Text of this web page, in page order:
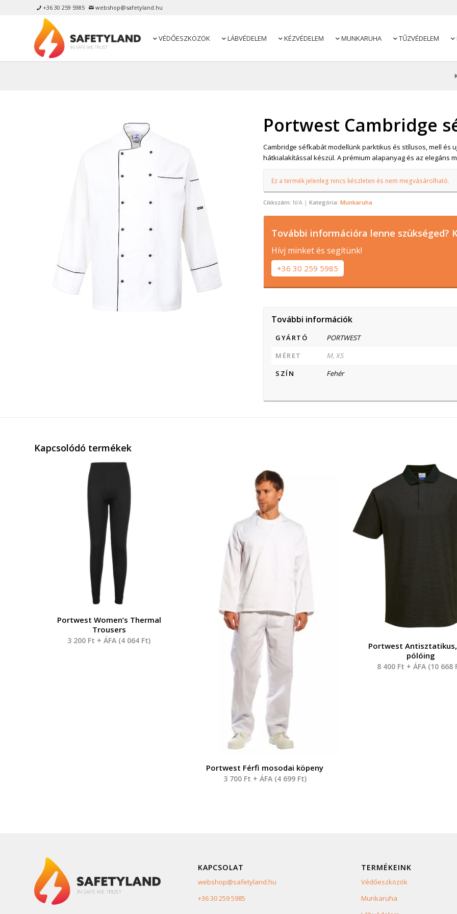
 +36 30 259 5985  webshop@safetyland.hu
 VÉDŐESZKÖZÖK  LÁBVÉDELEM  KÉZVÉDELEM  MUNKARUHA  TŰZVÉDELEM 
Portwest Cambridge
Cambridge séfkabát modellünk parktikus és stílusos, mell
hátkialakítással készül. A prémium alapanyag és az elegáns
Ez a termék jelenleg nincs készleten és nem megvásárolható.
Cikkszám: N/A Kategória:Munkaruha
További információra lenne szükséged?
Hívj minket és segítünk!
+36 30 259 5985
További információk
GYÁRTÓ
PORTWEST
MÉRET
M, XS
SZÍN
Fehér
Kapcsolódó termékek
Portwest Women’s Thermal
Trousers
3 200 Ft + ÁFA (4 064 Ft)
Portwest Férfi mosodai köpeny
3 700 Ft + ÁFA (4 699 Ft)
Portwest Antisztatikus,
pólóing
8 400 Ft + ÁFA (10 668
KAPCSOLAT
webshop@safetyland.hu
+36 30 259 5985
TERMÉKEINK
Védőeszközök
Munkaruha